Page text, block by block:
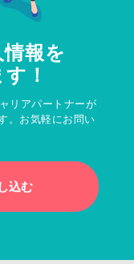
報を
！
リアパートナーが
。お気軽にお問い
込む